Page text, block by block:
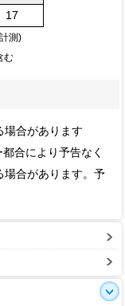
17
測)
む
場合があります
合により予告なく
場合があります。予